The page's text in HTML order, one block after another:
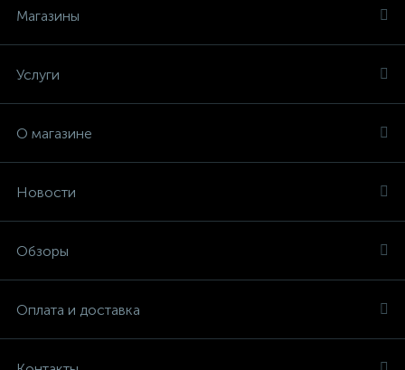
Магазины
Услуги
О магазине
Новости
Обзоры
Оплата и доставка